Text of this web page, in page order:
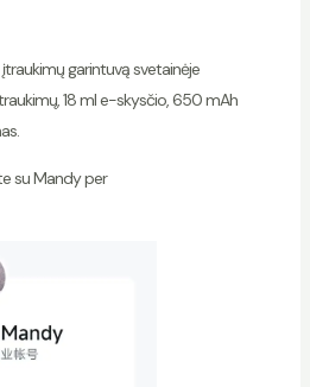
garintuvą svetainėje
18 ml e-skysčio, 650 mAh
su Mandy per